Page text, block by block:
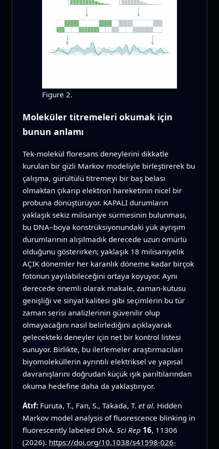
Figure 2.
Moleküler titremeleri okumak için
bunun anlamı
Tek-molekül floresans deneylerini dikkatle
kurulan bir gizli Markov modeliyle birleştirerek bu
çalışma, gürültülü titremeyi bir baş belası
olmaktan çıkarıp elektron hareketinin nicel bir
probuna dönüştürüyor. KAPALI durumların
yaklaşık sekiz milisaniye sürmesinin bulunması,
bu DNA–boya konstrüksiyonundaki yük ayrışım
durumlarının alışılmadık derecede uzun ömürlü
olduğunu gösterirken; yaklaşık 18 milisaniyelik
AÇIK dönemler her karanlık döneme kadar birçok
fotonun yayılabileceğini ortaya koyuyor. Aynı
derecede önemli olarak makale, zaman-kutusu
genişliği ve sinyal kalitesi gibi seçimlerin bu tür
zaman serisi analizlerinin güvenilir olup
olmayacağını nasıl belirlediğini açıklayarak
gelecekteki deneyler için net bir kontrol listesi
sunuyor. Birlikte, bu ilerlemeler araştırmacıları
biyomoleküllerin ayrıntılı elektriksel ve yapısal
davranışlarını doğrudan küçük ışık parıltılarından
okuma hedefine daha da yaklaştırıyor.
Atıf: Furuta, T., Fan, S., Takada, T. et al. Hidden
Markov model analysis of fluorescence blinking in
fluorescently labeled DNA. Sci Rep 16, 11306
(2026). https://doi.org/10.1038/s41598-026-